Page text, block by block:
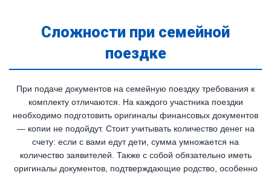
Сложности при семейной
поездке
При подаче документов на семейную поездку требования к
комплекту отличаются. На каждого участника поездки
необходимо подготовить оригиналы финансовых документов
— копии не подойдут. Стоит учитывать количество денег на
счету: если с вами едут дети, сумма умножается на
количество заявителей. Также с собой обязательно иметь
оригиналы документов, подтверждающие родство, особенно